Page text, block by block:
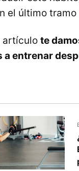
el último
artículo te
a entrenar